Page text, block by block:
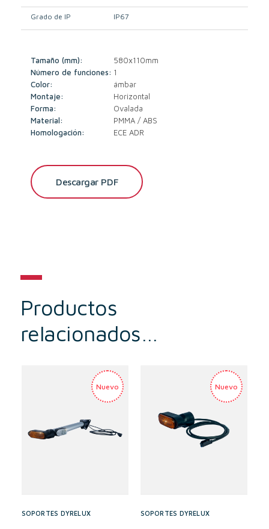
Grado de IP IP67
Tamaño (mm):
580x110mm
Número de funciones: 1
Color:
ámbar
Montaje:
Horizontal
Forma:
Ovalada
Material:
PMMA / ABS
Homologación:
ECE ADR
Descargar PDF
Productos
relacionados…
SOPORTES DYRELUX SOPORTES DYRELUX